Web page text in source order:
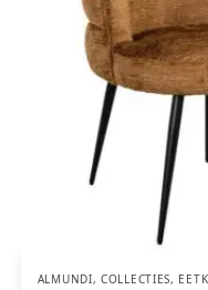
ALMUNDI,COLLECTIES,